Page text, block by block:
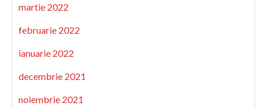
martie 2022
februarie 2022
ianuarie 2022
decembrie 2021
noiembrie 2021